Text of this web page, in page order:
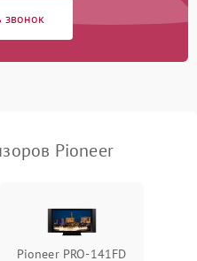
звонок
Pioneer
Pioneer PRO-141FD